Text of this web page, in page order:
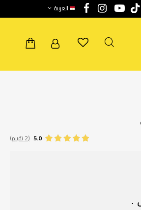
العربية
5.0 (2 تقييم)
.